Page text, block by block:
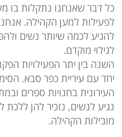
כל דבר שאנחנו נתקלות בו
לפעילות למען הקהילה.
להגיע לכמה שיותר נשים
לגילוי מוקדם.
השנה בין יתר הפעילויות
יחד עם עיריית כפר סבא.
העירונית בחנויות ספרים
נגיע לנשים, נזכיר להן ללכת
מובילות הקהילה.